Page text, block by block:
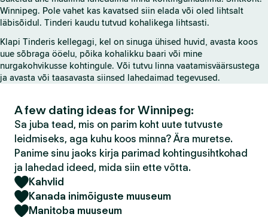
l
e
t
Winnipeg. Pole vahet kas kavatsed siin elada või oled lihtsalt
läbisõidul. Tinderi kaudu tutvud kohalikega lihtsasti.
Klapi Tinderis kellegagi, kel on sinuga ühised huvid, avasta koos
uue sõbraga ööelu, põika kohalikku baari või mine
nurgakohvikusse kohtingule. Või tutvu linna vaatamisväärsustega
ja avasta või taasavasta siinsed lahedaimad tegevused.
A few dating ideas for Winnipeg:
Sa juba tead, mis on parim koht uute tutvuste
leidmiseks, aga kuhu koos minna? Ära muretse.
Panime sinu jaoks kirja parimad kohtingusihtkohad
ja lahedad ideed, mida siin ette võtta.
Kahvlid
Kanada inimõiguste muuseum
Manitoba muuseum